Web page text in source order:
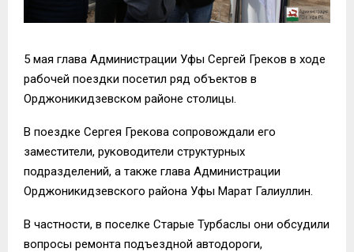
5 мая глава Администрации Уфы Сергей Греков в ходе
рабочей поездки посетил ряд объектов в
Орджоникидзевском районе столицы.
В поездке Сергея Грекова сопровождали его
заместители, руководители структурных
подразделений, а также глава Администрации
Орджоникидзевского района Уфы Марат Галиуллин.
В частности, в поселке Старые Турбаслы они обсудили
вопросы ремонта подъездной автодороги,